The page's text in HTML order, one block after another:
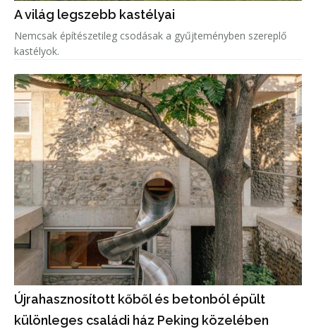
A világ legszebb kastélyai
Nemcsak építészetileg csodásak a gyűjteményben szereplő
kastélyok.
Újrahasznosított kőből és betonból épült
különleges családi ház Peking közelében